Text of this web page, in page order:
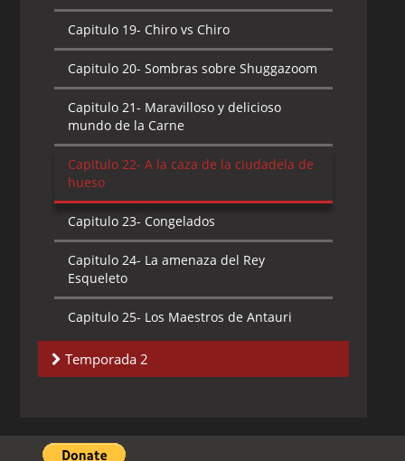
Capitulo 19- Chiro vs Chiro
Capitulo 20- Sombras sobre Shuggazoom
Capitulo 21- Maravilloso y delicioso
mundo de la Carne
Capitulo 22- A la caza de la ciudadela de
hueso
Capitulo 23- Congelados
Capitulo 24- La amenaza del Rey
Esqueleto
Capitulo 25- Los Maestros de Antauri
Capitulo 26-Yo, Chiro
Temporada 2
Capitulo 2-Tierra Salvaje Parte II